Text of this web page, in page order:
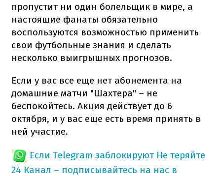
пропустит ни один болельщик в мире, а
настоящие фанаты обязательно
воспользуются возможностью применить
свои футбольные знания и сделать
несколько выигрышных прогнозов.
Если у вас все еще нет абонемента на
домашние матчи "Шахтера" – не
беспокойтесь. Акция действует до 6
октября, и у вас еще есть время принять в
ней участие.
Если Telegram заблокируют Не теряйте
24 Канал – подписывайтесь на нас в